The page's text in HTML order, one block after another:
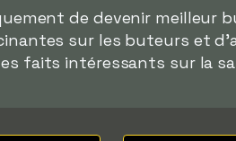
de devenir meilleur
sur les buteurs et
faits intéressants sur la